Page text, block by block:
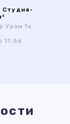
Студия-
Урам 1к
11:56